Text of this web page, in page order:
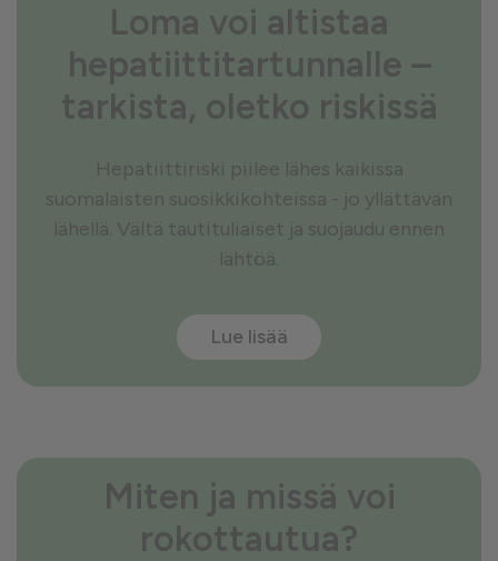
Loma voi altistaa
hepatiittitartunnalle –
tarkista, oletko riskissä
Hepatiittiriski piilee lähes kaikissa
suomalaisten suosikkikohteissa - jo yllättävän
lähellä. Vältä tautituliaiset ja suojaudu ennen
lähtöä.
Lue lisää
Miten ja missä voi
rokottautua?